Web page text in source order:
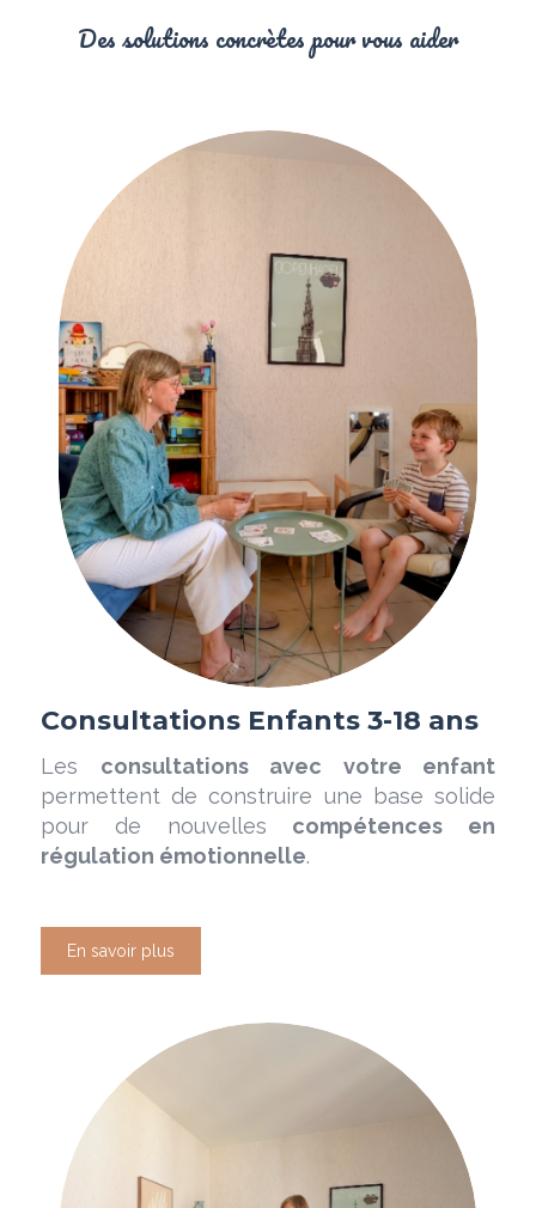
Des solutions concrètes pour vous aider
Consultations Enfants 3-18 ans
Les consultations avec votre enfant
permettent de construire une base solide
pour de nouvelles compétences en
régulation émotionnelle.
En savoir plus